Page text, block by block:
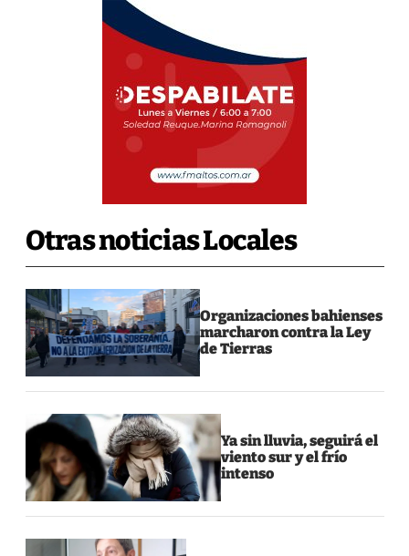
Otras noticias Locales
Organizaciones bahienses
marcharon contra la Ley
de Tierras
Ya sin lluvia, seguirá el
viento sur y el frío
intenso